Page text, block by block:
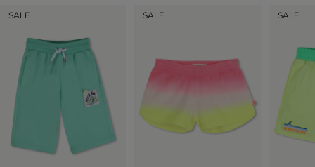
SALE SALE SALE